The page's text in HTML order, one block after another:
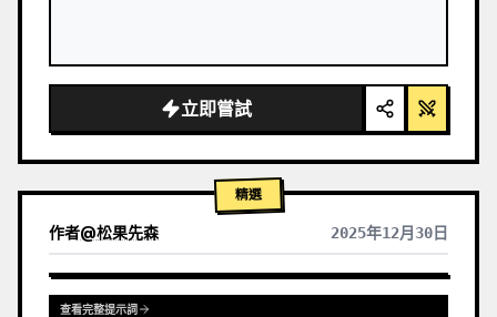
立即嘗試
精選
作者@松果先森 2025年12月30日
查看完整提示詞